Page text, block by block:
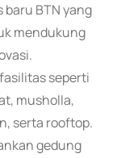
BTN yang
mendukung
seperti
musholla,
serta rooftop.
gedung